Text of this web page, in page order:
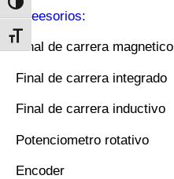
Alternar alto contraste
Alternar tamaño de letra
Aceesorios:
Final de carrera magnetico
Final de carrera integrado
Final de carrera inductivo
Potenciometro rotativo
Encoder